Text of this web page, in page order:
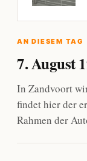
AN DIESEM TAG
7. August
In Zandvoort
findet hier der
Rahmen der